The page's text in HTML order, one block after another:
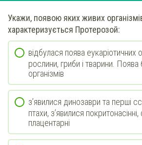
Укажи, появою яких живих
характеризується Протерозой:
відбулася поява еукаріотичних
рослини, гриби і тварини. Поява
організмів
з’явилися динозаври та перші
птахи, з’явилися
плацентарні